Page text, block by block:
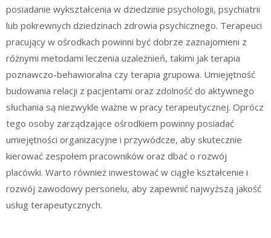
posiadanie wykształcenia w dziedzinie psychologii, psychiatrii
lub pokrewnych dziedzinach zdrowia psychicznego. Terapeuci
pracujący w ośrodkach powinni być dobrze zaznajomieni z
różnymi metodami leczenia uzależnień, takimi jak terapia
poznawczo-behawioralna czy terapia grupowa. Umiejętność
budowania relacji z pacjentami oraz zdolność do aktywnego
słuchania są niezwykle ważne w pracy terapeutycznej. Oprócz
tego osoby zarządzające ośrodkiem powinny posiadać
umiejętności organizacyjne i przywódcze, aby skutecznie
kierować zespołem pracowników oraz dbać o rozwój
placówki. Warto również inwestować w ciągłe kształcenie i
rozwój zawodowy personelu, aby zapewnić najwyższą jakość
usług terapeutycznych.